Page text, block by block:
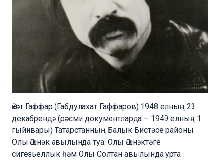
Әхәт Гаффар (Габдулахат Гаффаров) 1948 елның 23
декабрендә (рәсми документларда – 1949 елның 1
гыйнвары) Татарстанның Балык Бистәсе районы
Олы Әшнәк авылында туа. Олы Әшнәктәге
сигезьеллык һәм Олы Солтан авылында урта